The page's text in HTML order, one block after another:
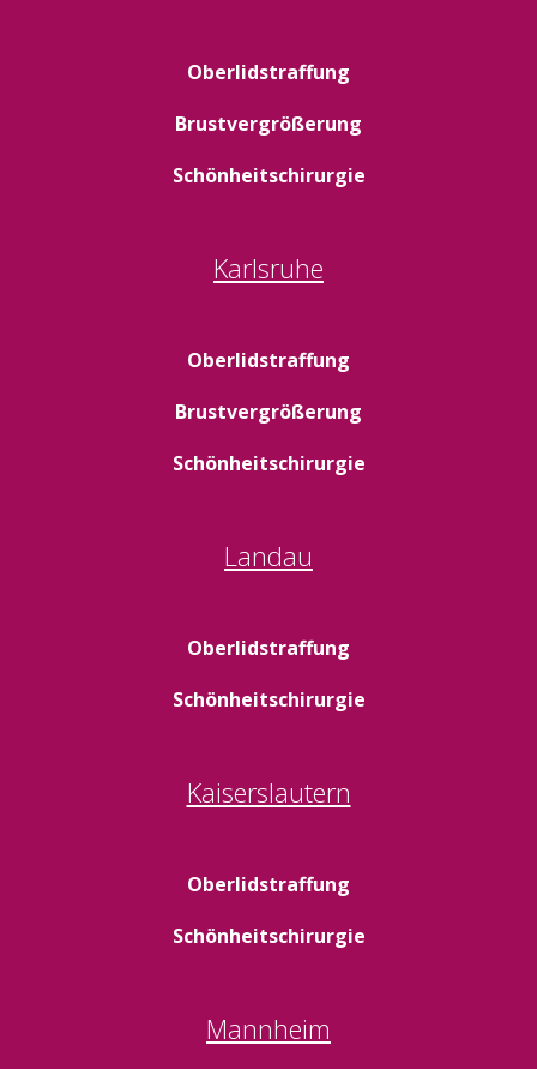
Oberlidstraffung
Brustvergrößerung
Schönheitschirurgie
Karlsruhe
Oberlidstraffung
Brustvergrößerung
Schönheitschirurgie
Landau
Oberlidstraffung
Schönheitschirurgie
Kaiserslautern
Oberlidstraffung
Schönheitschirurgie
Mannheim